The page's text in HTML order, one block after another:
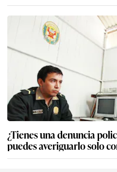
¿Tienes una denuncia
puedes averiguarlo solo